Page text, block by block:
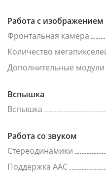
Работа с изображением
Фронтальная камера
Количество
Дополнительные
Вспышка
Вспышка
Работа со звуком
Стереодинамики
Поддержка AAC